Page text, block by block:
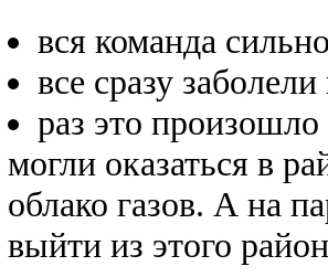
вся команда
все сразу
раз это
могли оказаться в
облако газов. А на
выйти из этого